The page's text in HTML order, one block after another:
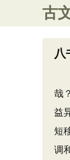
古
八
哉
益
短
调